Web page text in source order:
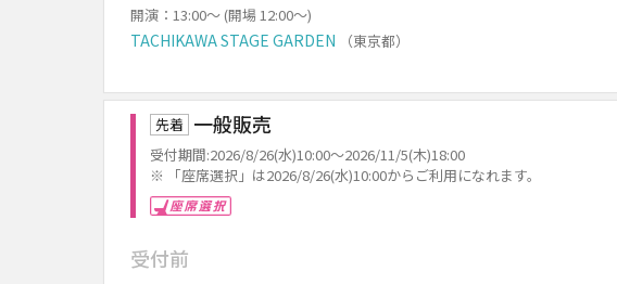
開演：13:00～ (開場 12:00～)
TACHIKAWA STAGE GARDEN （東京都）
先着 一般販売
受付期間:2026/8/26(水)10:00～2026/11/5(木)18:00
※ 「座席選択」は2026/8/26(水)10:00からご利用になれます。
受付前